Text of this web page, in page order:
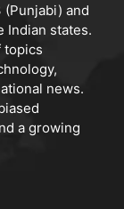
and
Indian states.
topics
news.
a growing